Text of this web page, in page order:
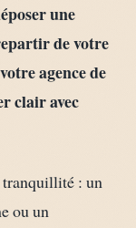
une
de votre
agence de
clair avec
tranquillité : un
ou un